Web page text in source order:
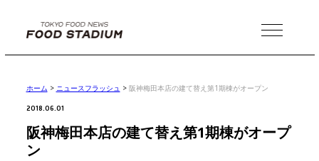
MENU
ホーム > ニュースフラッシュ > 阪神梅田本店の建て替え第1期棟がオープン
2018.06.01
阪神梅田本店の建て替え第1期棟がオープ
ン